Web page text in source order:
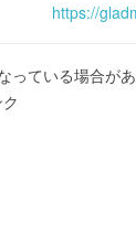
https://
っている場合が